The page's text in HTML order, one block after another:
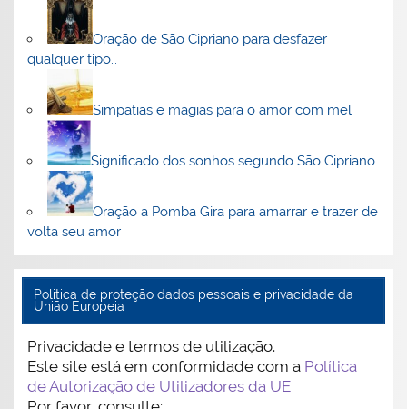
Oração de São Cipriano para desfazer
qualquer tipo…
Simpatias e magias para o amor com mel
Significado dos sonhos segundo São Cipriano
Oração a Pomba Gira para amarrar e trazer de
volta seu amor
Politica de proteção dados pessoais e privacidade da
União Europeia
Privacidade e termos de utilização.
Este site está em conformidade com a Política
de Autorização de Utilizadores da UE